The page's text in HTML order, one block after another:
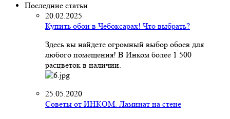
Последние статьи
20.02.2025
Купить обои в Чебоксарах! Что выбрать?
Здесь вы найдете огромный выбор обоев для
любого помещения! В Инком более 1 500
расцветок в наличии.
25.05.2020
Советы от ИНКОМ. Ламинат на стене